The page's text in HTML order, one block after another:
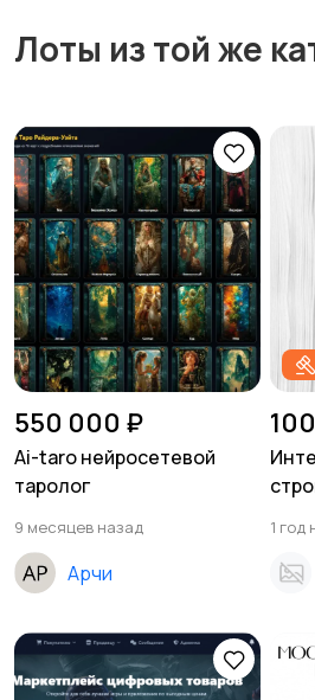
Лоты из той же
550 000 ₽
Ai-taro нейросетевой
таролог
9 месяцев назад
Арчи
1 год